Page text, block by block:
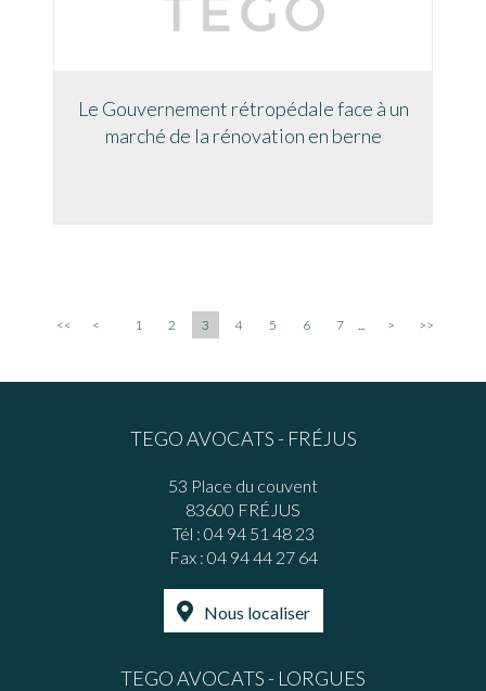
Le Gouvernement rétropédale face à un
marché de la rénovation en berne
<< < 1 2 3 4 5 6 7 > >>
TEGO AVOCATS - FRÉJUS
53 Place du couvent
83600 FRÉJUS
Tél : 04 94 51 48 23
Fax : 04 94 44 27 64
Nous localiser
TEGO AVOCATS - LORGUES